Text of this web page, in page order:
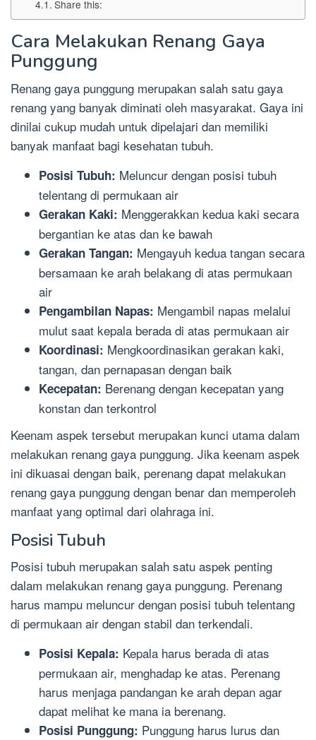
Share this:
Cara Melakukan Renang Gaya
Punggung
Renang gaya punggung merupakan salah satu gaya
renang yang banyak diminati oleh masyarakat. Gaya ini
dinilai cukup mudah untuk dipelajari dan memiliki
banyak manfaat bagi kesehatan tubuh.
Posisi Tubuh: Meluncur dengan posisi tubuh
telentang di permukaan air
Gerakan Kaki: Menggerakkan kedua kaki secara
bergantian ke atas dan ke bawah
Gerakan Tangan: Mengayuh kedua tangan secara
bersamaan ke arah belakang di atas permukaan
air
Pengambilan Napas: Mengambil napas melalui
mulut saat kepala berada di atas permukaan air
Koordinasi: Mengkoordinasikan gerakan kaki,
tangan, dan pernapasan dengan baik
Kecepatan: Berenang dengan kecepatan yang
konstan dan terkontrol
Keenam aspek tersebut merupakan kunci utama dalam
melakukan renang gaya punggung. Jika keenam aspek
ini dikuasai dengan baik, perenang dapat melakukan
renang gaya punggung dengan benar dan memperoleh
manfaat yang optimal dari olahraga ini.
Posisi Tubuh
Posisi tubuh merupakan salah satu aspek penting
dalam melakukan renang gaya punggung. Perenang
harus mampu meluncur dengan posisi tubuh telentang
di permukaan air dengan stabil dan terkendali.
Posisi Kepala: Kepala harus berada di atas
permukaan air, menghadap ke atas. Perenang
harus menjaga pandangan ke arah depan agar
dapat melihat ke mana ia berenang.
Posisi Punggung: Punggung harus lurus dan